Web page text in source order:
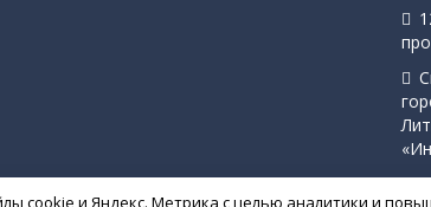
cookie и Яндекс. Метрика с целью аналитики и